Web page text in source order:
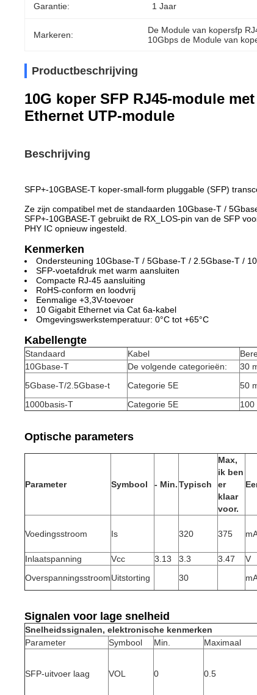
Garantie: 1 Jaar
Markeren: De Module van kopersfp
10Gbps de Module van
Productbeschrijving
10G koper SFP RJ45-module
Ethernet UTP-module
Beschrijving
SFP+-10GBASE-T koper-small-form pluggable (SFP)
Ze zijn compatibel met de standaarden 10Gbase-T /
SFP+-10GBASE-T gebruikt de RX_LOS-pin van de SFP
PHY IC opnieuw ingesteld.
Kenmerken
Ondersteuning 10Gbase-T / 5Gbase-T / 2.5Gbase-T /
SFP-voetafdruk met warm aansluiten
Compacte RJ-45 aansluiting
RoHS-conform en loodvrij
Eenmalige +3,3V-toevoer
10 Gigabit Ethernet via Cat 6a-kabel
Omgevingswerkstemperatuur: 0°C tot +65°C
Kabellengte
Standaard Kabel
10Gbase-T
De volgende categorieën: 30
5Gbase-T/2.5Gbase-t
Categorie 5E 50
1000basis-T
Categorie 5E 100
Optische parameters
Parameter Symbool - Min.Typisch
Max,
ik ben
er
klaar
voor.
Voedingsstroom Is 320 375
Inlaatspanning
Vcc 3.13 3.3 3.47 V
OverspanningsstroomUitstorting 30
Signalen voor lage snelheid
Snelheidssignalen, elektronische kenmerken
Parameter
Symbool Min. Maximaal
SFP-uitvoer laag VOL 0 0.5